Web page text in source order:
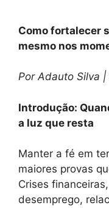
Como fortalecer
mesmo nos
Por Adauto Silva
Introdução:
a luz que resta
Manter a fé em
maiores provas
Crises
desemprego,